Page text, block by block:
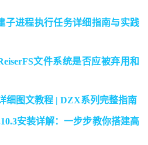
子进程执行任务详细指南与实践
文件系统是否应被弃用和
细图文教程 | DZX系列完整指南
安装详解：一步步教你搭建高